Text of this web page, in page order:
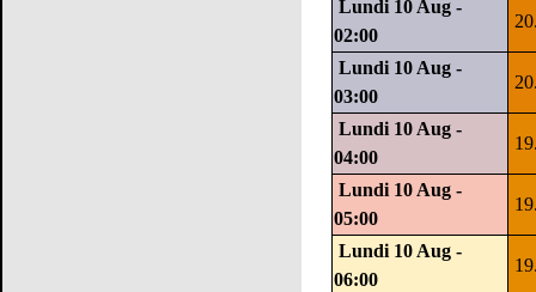
Lundi 10 Aug -
02:00
Lundi 10 Aug -
03:00
Lundi 10 Aug -
04:00
Lundi 10 Aug -
05:00
Lundi 10 Aug -
06:00